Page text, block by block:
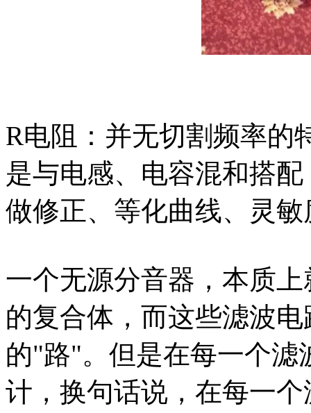
R电阻：并无切割频率的
是与电感、电容混和搭
做修正、等化曲线、灵
一个无源分音器，本质
的复合体，而这些滤波
的"路"。但是在每一个滤
计，换句话说，在每一